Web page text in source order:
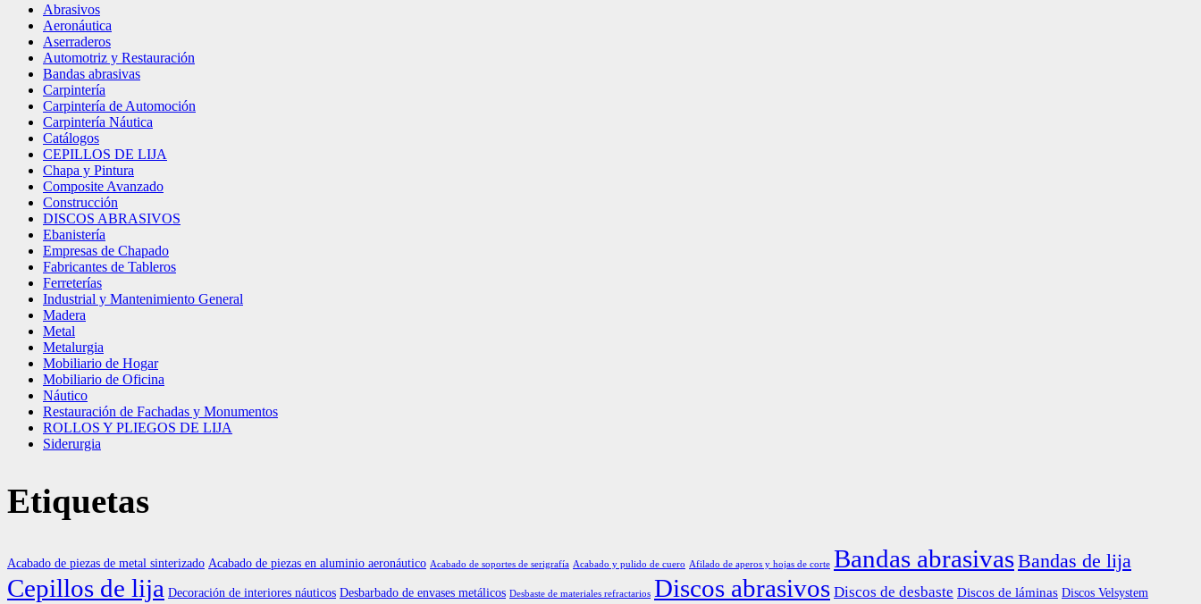
Abrasivos
Aeronáutica
Aserraderos
Automotriz y Restauración
Bandas abrasivas
Carpintería
Carpintería de Automoción
Carpintería Náutica
Catálogos
CEPILLOS DE LIJA
Chapa y Pintura
Composite Avanzado
Construcción
DISCOS ABRASIVOS
Ebanistería
Empresas de Chapado
Fabricantes de Tableros
Ferreterías
Industrial y Mantenimiento General
Madera
Metal
Metalurgia
Mobiliario de Hogar
Mobiliario de Oficina
Náutico
Restauración de Fachadas y Monumentos
ROLLOS Y PLIEGOS DE LIJA
Siderurgia
Etiquetas
Acabado de piezas de metal sinterizado Acabado de piezas en aluminio aeronáutico Acabado de soportes de serigrafía Acabado y pulido de cuero Afilado de aperos y hojas de corte Bandas abrasivasBandas de lija
Cepillos de lija Decoración de interiores náuticos Desbarbado de envases metálicos Desbaste de materiales refractarios Discos abrasivos Discos de desbaste Discos de láminas Discos Velsystem